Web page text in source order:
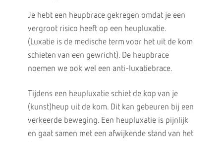
Je hebt een heupbrace gekregen omdat je een
vergroot risico heeft op een heupluxatie.
(Luxatie is de medische term voor het uit de kom
schieten van een gewricht). De heupbrace
noemen we ook wel een anti-luxatiebrace.
Tijdens een heupluxatie schiet de kop van je
(kunst)heup uit de kom. Dit kan gebeuren bij een
verkeerde beweging. Een heupluxatie is pijnlijk
en gaat samen met een afwijkende stand van het